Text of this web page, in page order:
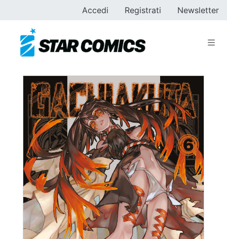
Accedi Registrati Newsletter